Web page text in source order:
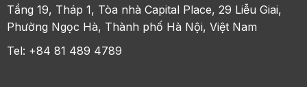
Tầng 19, Tháp 1, Tòa nhà Capital Place, 29 Liễu Giai,
Phường Ngọc Hà, Thành phố Hà Nội, Việt Nam
Tel: +84 81 489 4789